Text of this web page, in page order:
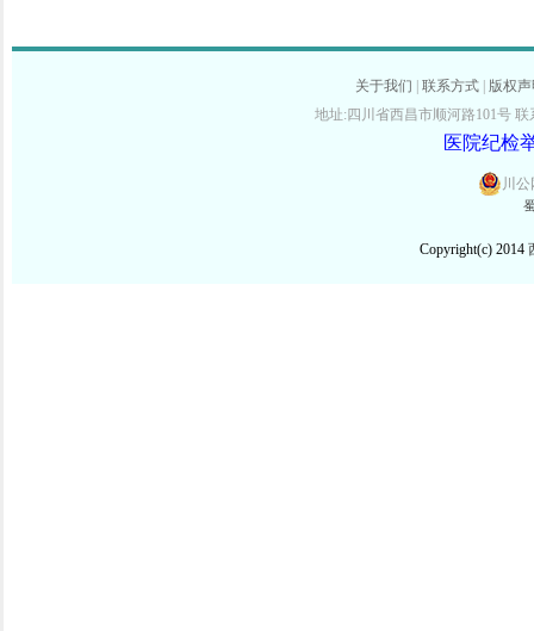
关于我们 联系方式
版权
地址:四川省西昌市顺河路101号 联
医院纪检
川公
Copyright(c) 2014